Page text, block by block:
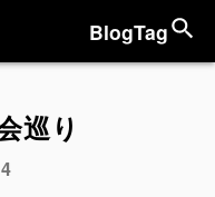
BlogTag
巡り